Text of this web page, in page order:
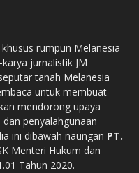
rumpun Melanesia
jurnalistik JM
tanah Melanesia
untuk membuat
mendorong upaya
penyalahgunaan
ini dibawah naungan PT.
Menteri Hukum dan
Tahun 2020.